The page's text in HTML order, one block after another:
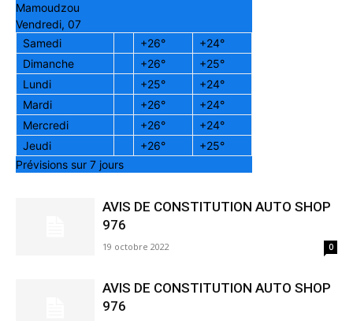
Mamoudzou
Vendredi, 07
Samedi
+26° +24°
Dimanche
+26° +25°
Lundi
+25° +24°
Mardi
+26° +24°
Mercredi
+26° +24°
Jeudi
+26° +25°
Prévisions sur 7 jours
AVIS DE CONSTITUTION AUTO SHOP
976
19 octobre 2022 0
AVIS DE CONSTITUTION AUTO SHOP
976